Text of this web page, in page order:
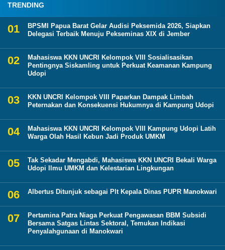
TRENDING
BPSMI Papua Barat Gelar Audisi Peksemida 2026, Siapkan
Delegasi Terbaik Menuju Pekseminas XIX di Jember
Mahasiswa KKN UNCRI Kelompok VIII Sosialisasikan
Pentingnya Siskamling untuk Perkuat Keamanan Kampung
Udopi
KKN UNCRI Kelompok VIII Paparkan Dampak Limbah
Peternakan dan Konsekuensi Hukumnya di Kampung Udopi
Mahasiswa KKN UNCRI Kelompok VIII Kampung Udopi Latih
Warga Olah Hasil Kebun Jadi Produk UMKM
Tak Sekadar Mengabdi, Mahasiswa KKN UNCRI Bekali Warga
Udopi Ilmu UMKM dan Kelestarian Lingkungan
Albertus Ditunjuk sebagai Plt Kepala Dinas PUPR Manokwari
Pertamina Patra Niaga Perkuat Pengawasan BBM Subsidi
Bersama Satgas Lintas Sektoral, Temukan Indikasi
Penyalahgunaan di Manokwari